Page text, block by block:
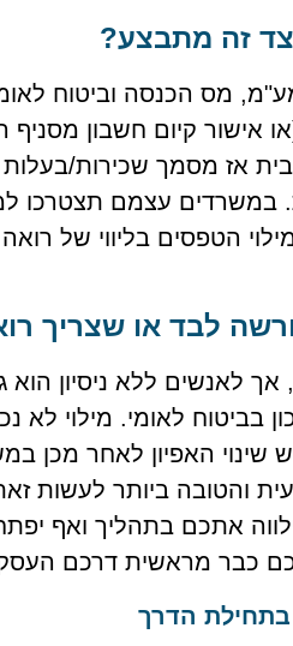
זה מתבצע?
מס הכנסה וביטוח
אישור קיום חשבון
אז מסמך שכירות/
במשרדים עצמם תצטרכו
הטפסים בליווי של
לבד או שצריך
לאנשים ללא ניסיון
בביטוח לאומי. מילוי לא
האפיון לאחר מכן
והטובה ביותר לעשות
אתכם בתהליך ואף
כבר מראשית דרכם